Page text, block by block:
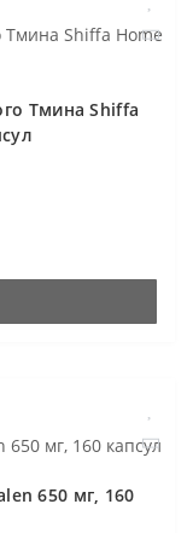
Тмина Shiffa
650 мг, 160